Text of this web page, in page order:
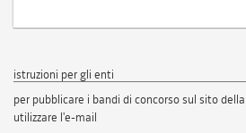
istruzioni per gli enti
per pubblicare i bandi di concorso sul sito
utilizzare l'e-mail